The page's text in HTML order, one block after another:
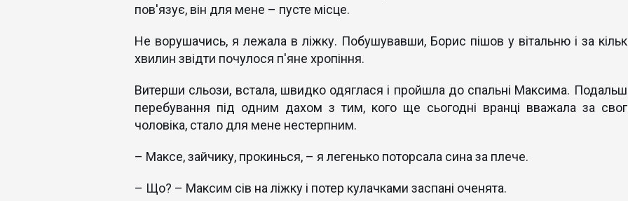
пов'язує, він для мене – пусте місце.
Не ворушачись, я лежала в ліжку. Побушувавши, Борис пішов у вітальню і за
хвилин звідти почулося п'яне хропіння.
Витерши сльози, встала, швидко одяглася і пройшла до спальні Максима.
перебування під одним дахом з тим, кого ще сьогодні вранці вважала за
чоловіка, стало для мене нестерпним.
– Максе, зайчику, прокинься, – я легенько поторсала сина за плече.
– Що? – Максим сів на ліжку і потер кулачками заспані оченята.